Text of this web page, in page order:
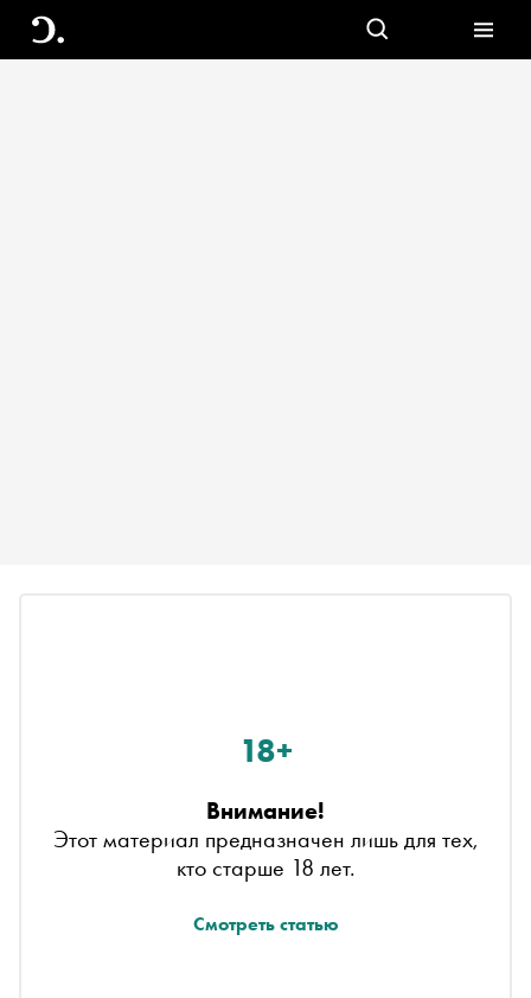
18+
Внимание!
Этот материал предназначен лишь для тех,
кто старше 18 лет.
Смотреть статью